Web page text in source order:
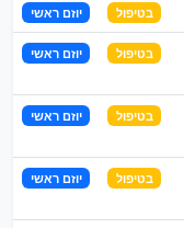
בטיפול יוזם ראשי
בטיפול יוזם ראשי
בטיפול יוזם ראשי
בטיפול יוזם ראשי